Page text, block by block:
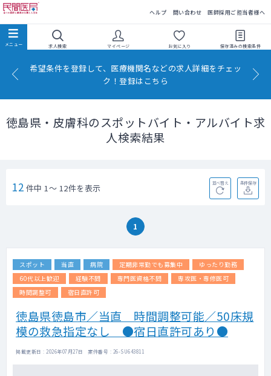
ヘルプ 問い合わせ 医師採用ご担当者様へ
求人検索 マイページ お気に入り 保存済みの検索条件
希望条件を登録して、医療機関名などの求人詳細をチェッ
ク！登録はこちら
徳島県・皮膚科のスポットバイト・アルバイト求
人検索結果
12 件中 1～ 12件を表示 並べ替え 条件保存
1
スポット 当直 病院 定期非常勤でも募集中
ゆったり勤務
60代以上歓迎
経験不問 専門医資格不問
専攻医・専修医可
時間調整可
宿日直許可
徳島県徳島市／当直 時間調整可能／50床規
模の救急指定なし ●宿日直許可あり●
掲載更新日 : 2026年07月27日 案件番号 : 26-SU643811